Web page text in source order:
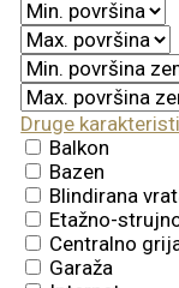
Druge
Balkon
Bazen
Blindirana
Etažno-
Centralno
Garaža